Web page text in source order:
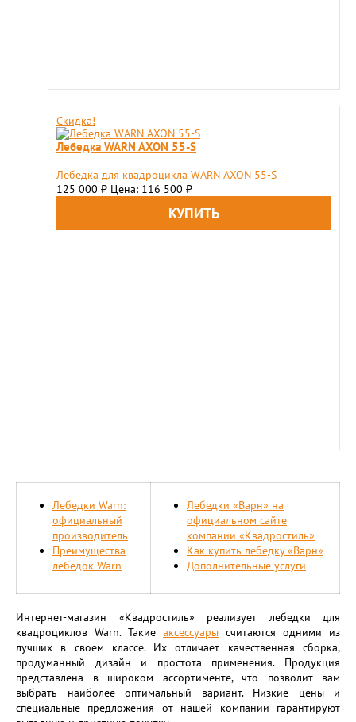
Скидка!
Лебедка WARN AXON 55-S
Лебедка для квадроцикла WARN AXON 55-S
125 000 ₽ Цена: 116 500 ₽
Лебедки Warn:
официальный
производитель
Преимущества
лебедок Warn
Лебедки «Варн» на
официальном сайте
компании «Квадростиль»
Как купить лебедку «Варн»
Дополнительные услуги
Интернет-магазин «Квадростиль» реализует лебедки для
квадроциклов Warn. Такие аксессуары считаются одними из
лучших в своем классе. Их отличает качественная сборка,
продуманный дизайн и простота применения. Продукция
представлена в широком ассортименте, что позволит вам
выбрать наиболее оптимальный вариант. Низкие цены и
специальные предложения от нашей компании гарантируют